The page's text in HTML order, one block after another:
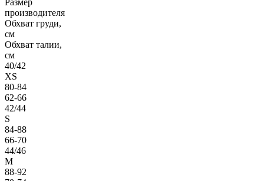
Размер
производителя
Обхват груди,
см
Обхват талии,
см
40/42
XS
80-84
62-66
42/44
S
84-88
66-70
44/46
M
88-92